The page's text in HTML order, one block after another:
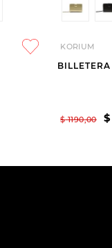
KORIUM
$ 1190,00 $